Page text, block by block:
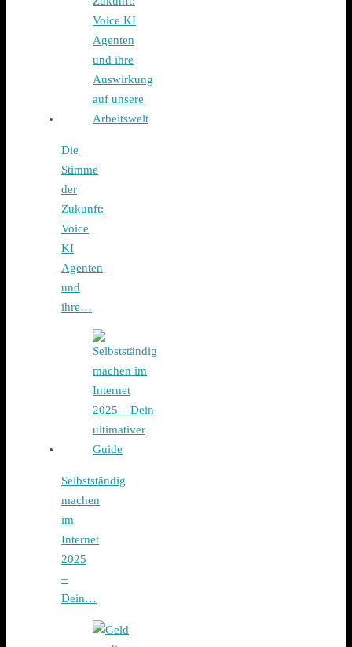
Die
Stimme
der
Zukunft:
Voice
KI
Agenten
und
ihre…
Selbstständig
machen
im
Internet
2025
–
Dein…